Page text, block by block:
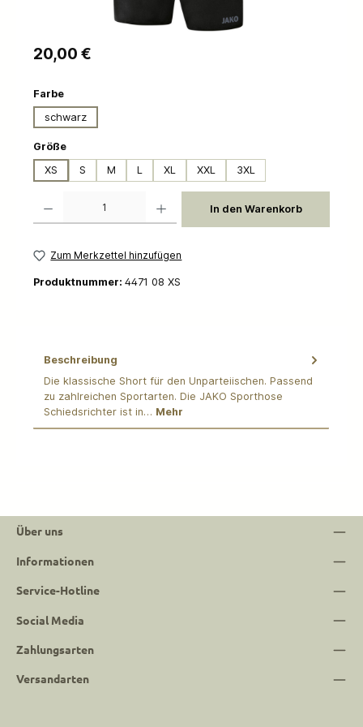
Regulärer Preis:
20,00 €
Farbeauswählen
schwarz
Größeauswählen
XS
S M L XL XXL 3XL
In den Warenkorb
Zum Merkzettel hinzufügen
Produktnummer: 4471 08 XS
Beschreibung
Die klassische Short für den Unparteiischen. Passend
zu zahlreichen Sportarten. Die JAKO Sporthose
Schiedsrichter ist in… Mehr
Über uns
Informationen
Service-Hotline
Social Media
Zahlungsarten
Versandarten